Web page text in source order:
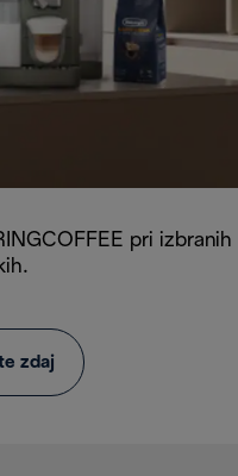
pri izbranih
zdaj